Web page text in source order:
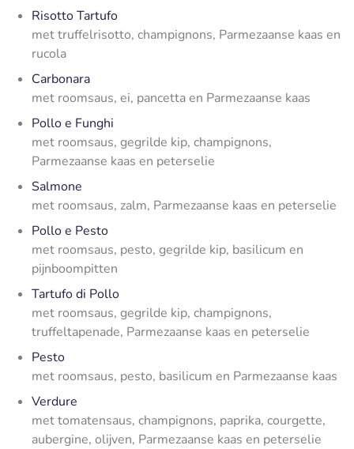
Risotto Tartufo
met truffelrisotto, champignons, Parmezaanse kaas en
rucola
Carbonara
met roomsaus, ei, pancetta en Parmezaanse kaas
Pollo e Funghi
met roomsaus, gegrilde kip, champignons,
Parmezaanse kaas en peterselie
Salmone
met roomsaus, zalm, Parmezaanse kaas en peterselie
Pollo e Pesto
met roomsaus, pesto, gegrilde kip, basilicum en
pijnboompitten
Tartufo di Pollo
met roomsaus, gegrilde kip, champignons,
truffeltapenade, Parmezaanse kaas en peterselie
Pesto
met roomsaus, pesto, basilicum en Parmezaanse kaas
Verdure
met tomatensaus, champignons, paprika, courgette,
aubergine, olijven, Parmezaanse kaas en peterselie